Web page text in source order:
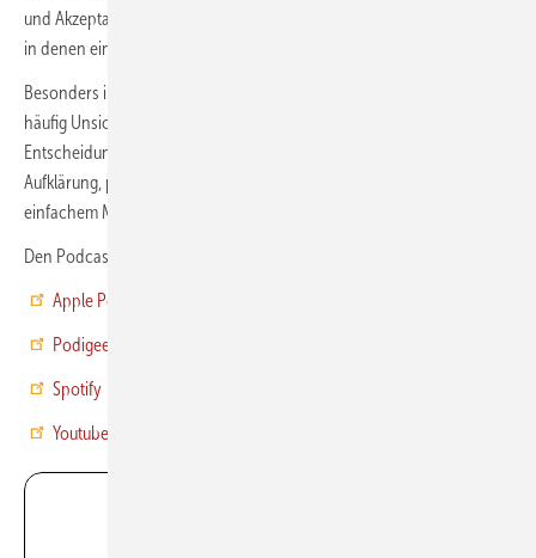
und Akzeptanz zu schaffen. Dies sei eine Lehre aus ersten Projekten,
in denen ein Heizungsmonitoring durchgeführt wurde.
Besonders in Kommunen und kleineren Organisationen bestehe
häufig Unsicherheit, was Digitalisierung konkret bedeutet und welche
Entscheidungen zu treffen sind, so Rackel. Das KEDI setze daher auf
Aufklärung, praxisnahe Beispiele und die Empfehlung, zunächst mit
einfachem Monitoring im Heizungsraum zu starten. ms
Den Podcast finden Sie auf folgenden Plattformen:
Apple Podcast
Podigee
Spotify
Youtube